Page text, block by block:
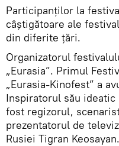
Participanților la
câștigătoare ale
din diferite țări.
Organizatorul
„Eurasia”. Primul
„Eurasia-Kinofest” a
Inspiratorul său
fost regizorul,
prezentatorul de
Rusiei Tigran Keosayan.